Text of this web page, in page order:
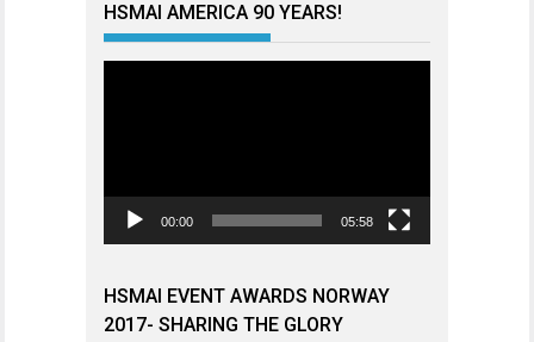
HSMAI AMERICA 90 YEARS!
00:00 05:58
HSMAI EVENT AWARDS NORWAY
2017- SHARING THE GLORY